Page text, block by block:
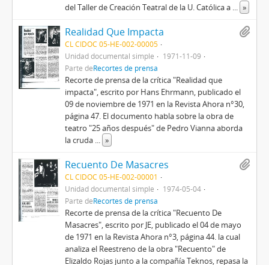
del Taller de Creación Teatral de la U. Católica a ... »
Realidad Que Impacta
CL CIDOC 05-HE-002-00005
Unidad documental simple
1971-11-09
Parte deRecortes de prensa
Recorte de prensa de la crítica "Realidad que
impacta", escrito por Hans Ehrmann, publicado el
09 de noviembre de 1971 en la Revista Ahora n°30,
página 47. El documento habla sobre la obra de
teatro "25 años después" de Pedro Vianna aborda
la cruda ... »
Recuento De Masacres
CL CIDOC 05-HE-002-00001
Unidad documental simple
1974-05-04
Parte deRecortes de prensa
Recorte de prensa de la crítica "Recuento De
Masacres", escrito por JE, publicado el 04 de mayo
de 1971 en la Revista Ahora n°3, página 44. la cual
analiza el Reestreno de la obra "Recuento" de
Elizaldo Rojas junto a la compañía Teknos, repasa la